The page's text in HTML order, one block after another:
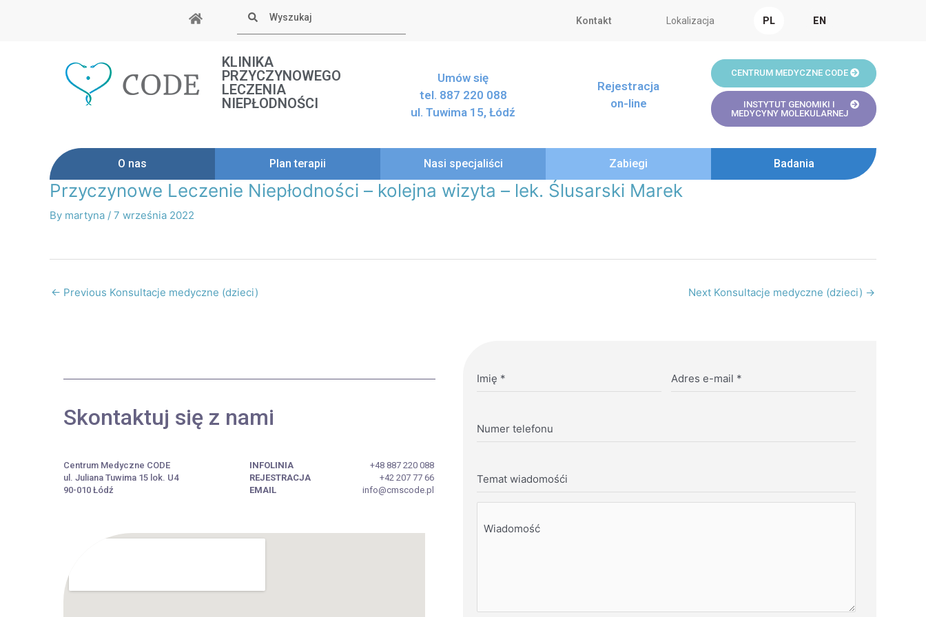
Kontakt Lokalizacja PL EN
KLINIKA
PRZYCZYNOWEGO
LECZENIA
NIEPŁODNOŚCI
Umów się
tel. 887 220 088
ul. Tuwima 15, Łódź
Rejestracja
on-line
CENTRUM MEDYCZNE CODE
INSTYTUT GENOMIKI I
MEDYCYNY MOLEKULARNEJ
O nas Plan terapii Nasi specjaliści Zabiegi Badania
Przyczynowe Leczenie Niepłodności – kolejna wizyta – lek. Ślusarski Marek
By martyna / 7 września 2022
Post
navigation
← Previous Konsultacje medyczne (dzieci) Next Konsultacje medyczne (dzieci) →
Skontaktuj się z nami
Centrum Medyczne CODE
ul. Juliana Tuwima 15 lok. U4
90-010 Łódź
INFOLINIA
REJESTRACJA
EMAIL
+48 887 220 088
+42 207 77 66
info@cmscode.pl
Imię * Adres e-mail *
Numer telefonu
Temat wiadomośći
Wiadomość